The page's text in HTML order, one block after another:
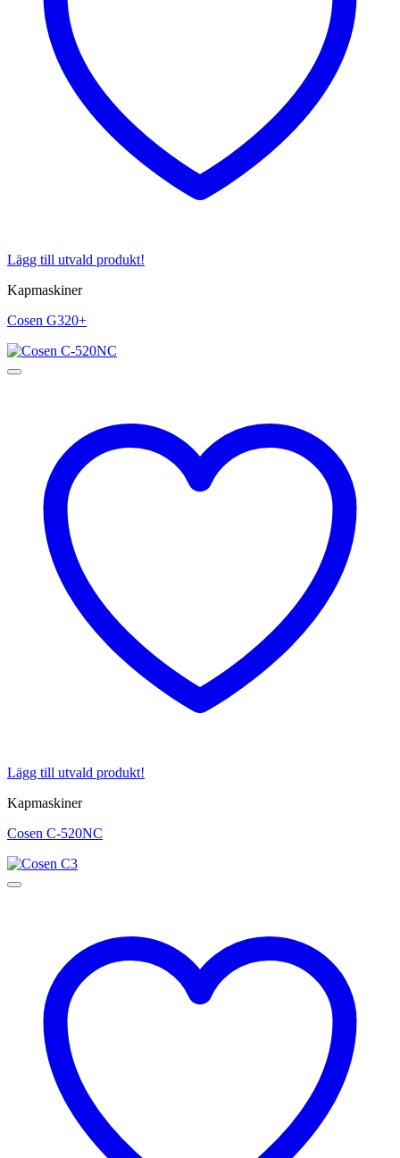
Lägg till utvald produkt!
Kapmaskiner
Cosen G320+
Lägg till utvald produkt!
Kapmaskiner
Cosen C-520NC